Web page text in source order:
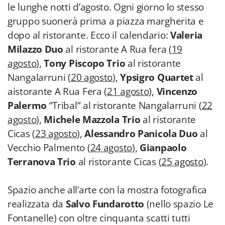
le lunghe notti d’agosto. Ogni giorno lo stesso
gruppo suonerà prima a piazza margherita e
dopo al ristorante. Ecco il calendario:Valeria
Milazzo Duo al ristorante A Rua fera (19
agosto),Tony Piscopo Trio al ristorante
Nangalarruni (20 agosto),Ypsigro Quartetal
aistorante A Rua Fera (21 agosto), Vincenzo
Palermo “Tribal” al ristorante Nangalarruni (22
agosto), Michele Mazzola Trio al ristorante
Cicas (23 agosto),Alessandro Panicola Duo al
Vecchio Palmento (24 agosto), Gianpaolo
Terranova Trio al ristorante Cicas (25 agosto).
Spazio anche all’arte con la mostra fotografica
realizzata da Salvo Fundarotto (nello spazio Le
Fontanelle) con oltre cinquanta scatti tutti